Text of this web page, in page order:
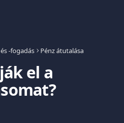
-fogadás Pénz átutalása
el a